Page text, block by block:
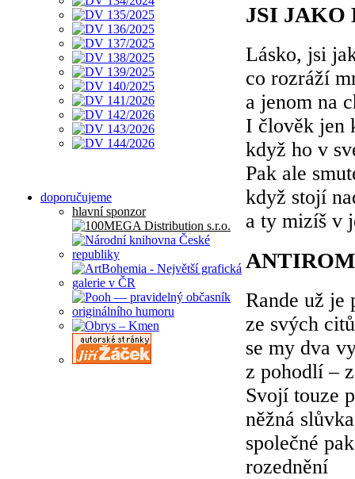
doporučujeme
hlavní sponzor
JSI JAKO
Lásko, jsi
co rozráží
a jenom na
I člověk jen
když ho v
Pak ale
když stojí
a ty mizíš v
Rande už je
ze svých citů
se my dva
z pohodlí –
Svojí touze
něžná
společné
rozednění